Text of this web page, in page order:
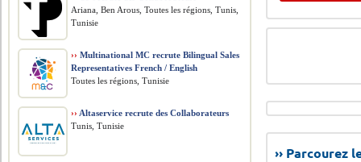
››
Ariana, Ben Arous, Toutes les régions, Tunis,
Tunisie
›› Multinational MC recrute Bilingual Sales
Representatives French / English
Toutes les régions, Tunisie
›› Altaservice recrute des Collaborateurs
Tunis, Tunisie